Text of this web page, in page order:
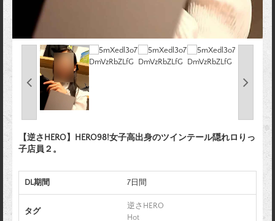
【逆さHERO】HERO98!女子高出身のツインテール隠れロりっ
子店員２。
DL期間 7日間
タグ
逆さHERO
Hot